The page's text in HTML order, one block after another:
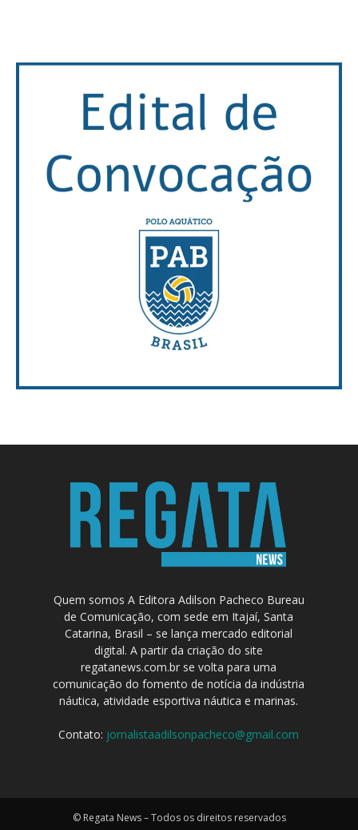
Quem somos A Editora Adilson Pacheco Bureau
de Comunicação, com sede em Itajaí, Santa
Catarina, Brasil – se lança mercado editorial
digital. A partir da criação do site
regatanews.com.br se volta para uma
comunicação do fomento de notícia da indústria
náutica, atividade esportiva náutica e marinas.
Contato: jornalistaadilsonpacheco@gmail.com
© Regata News – Todos os direitos reservados